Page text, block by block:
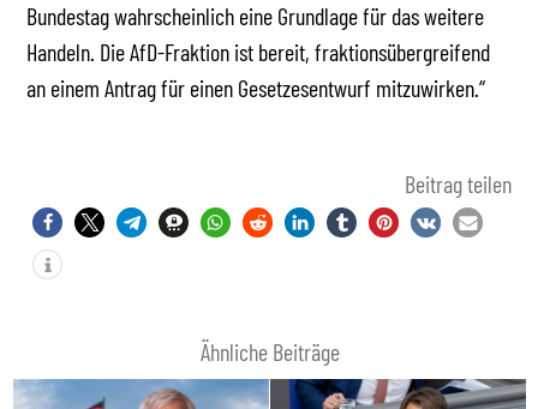
Bundestag wahrscheinlich eine Grundlage für das weitere
Handeln. Die AfD-Fraktion ist bereit, fraktionsübergreifend
an einem Antrag für einen Gesetzesentwurf mitzuwirken.“
Beitrag teilen
Ähnliche Beiträge